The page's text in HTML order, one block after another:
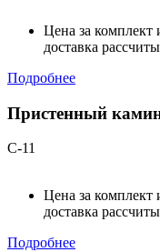
Цена за комплект
доставка
Подробнее
Пристенный
С-11
Цена за комплект
доставка
Подробнее